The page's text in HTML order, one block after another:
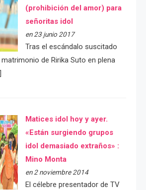
(prohibición del amor) para
señoritas idol
en 23 junio 2017
Tras el escándalo suscitado
de Ririka Suto en plena
Matices idol hoy y ayer.
«Están surgiendo grupos
idol demasiado extraños» :
Mino Monta
en 2 noviembre 2014
El célebre presentador de TV